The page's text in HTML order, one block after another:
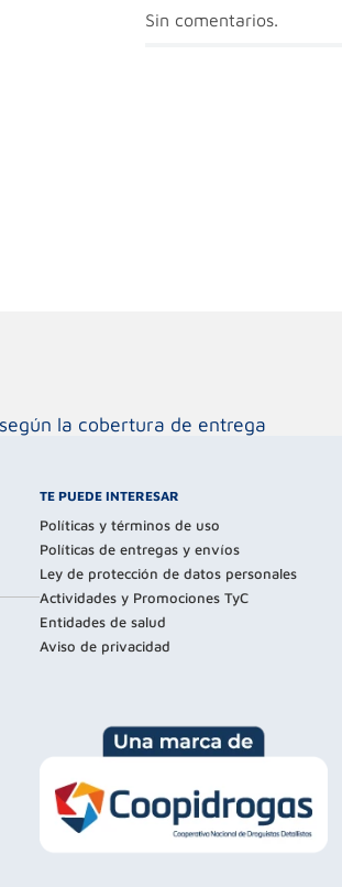
Sin comentarios.
la cobertura de entrega
TE PUEDE INTERESAR
Políticas y términos de uso
Políticas de entregas y envíos
Ley de protección de datos personales
Actividades y Promociones TyC
Entidades de salud
Aviso de privacidad